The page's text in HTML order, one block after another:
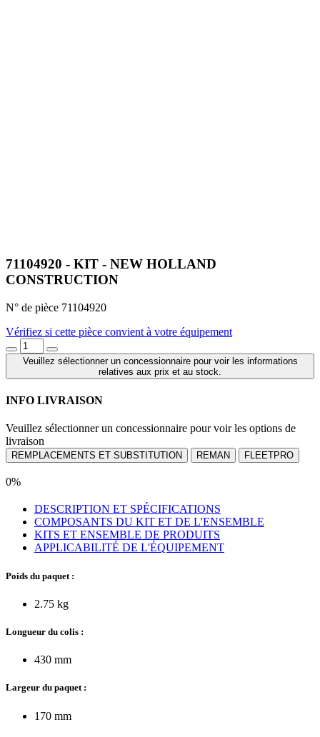
71104920 - KIT - NEW HOLLAND
CONSTRUCTION
N° de pièce 71104920
Vérifiez si cette pièce convient à votre équipement
Veuillez sélectionner un concessionnaire pour voir les informations
relatives aux prix et au stock.
INFO LIVRAISON
Veuillez sélectionner un concessionnaire pour voir les options de
livraison
REMPLACEMENTS ET SUBSTITUTION REMAN FLEETPRO
0%
DESCRIPTION ET SPÉCIFICATIONS
COMPOSANTS DU KIT ET DE L'ENSEMBLE
KITS ET ENSEMBLE DE PRODUITS
APPLICABILITÉ DE L'ÉQUIPEMENT
Poids du paquet :
2.75 kg
Longueur du colis :
430 mm
Largeur du paquet :
170 mm